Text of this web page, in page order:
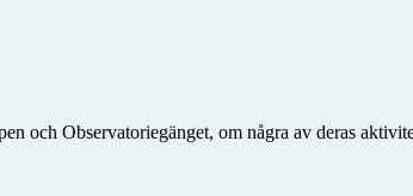
och Observatoriegänget, om några av deras